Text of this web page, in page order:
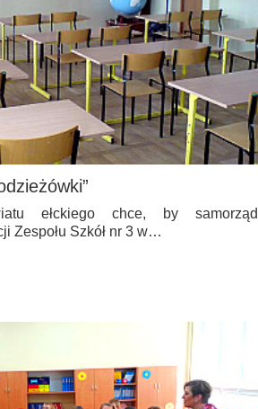
ełckiego chce, by samorząd
Zespołu Szkół nr 3 w…